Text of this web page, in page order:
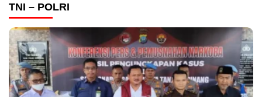
TNI – POLRI